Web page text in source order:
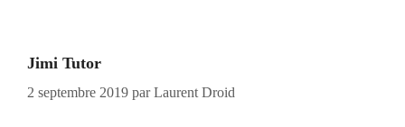
Jimi Tutor
2 septembre 2019 parLaurent Droid